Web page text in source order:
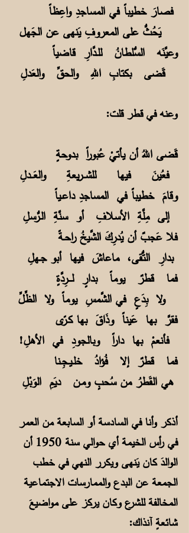
فصارَ خطيباً في المساجدِ واعِظاً
يَحُثُّ على المعروفِ يَنهى عن الجَهل
وعيَّنَه السُّلطانُ للـدَّارِ قاضياً
قَضى بكتابِ اللهِ والحقِّ والعَدلِ
وعنه في قطر قلت:
قَضى اللهُ أن يأتيْ عُبوراً بدوحةٍ
فعُينَ فيها للشــريعةِ والعَــدلِ
وقامَ خطيباً في المساجدِ داعـياً
إلى مِلَّةِ الأسلافِ أو سنَّةِ الـرُّسلِ
فلا عَجبٌ أن يُدرِكَ الشَّيخُ راحـةً
بدارِ التُّقى، ماعاشَ فيها أبو جـهلِ
فما قطرٌ يوماً بدارٍ لـــرِدَّةٍ
ولا بِدَعٍ في الشَّمسِ يوماً ولا الظِّلِّ
فقرَّ بها عَيناً وذَاقَ بها كـرًى
فأنعمْ بها داراً وبالجودِ في الأهلِ!
فما قطرٌ إلا فُؤادُ خلـيـجِـنا
هي القَطرُ من سُحبٍ ومـن ديَمِ الوَبْلِ
أذكر وأنا في السادسة أو السابعة من العمر
في رأس الخيمة أي حوالي سنة 1950 أن
الوالدَ كان يَنهى ويكرر النهي في خطب
الجمعة عن البدع والممارسات الاجتماعية
المخالفة للشرع وكان يركز على مواضيعَ
شائعةٍ آنذاك: